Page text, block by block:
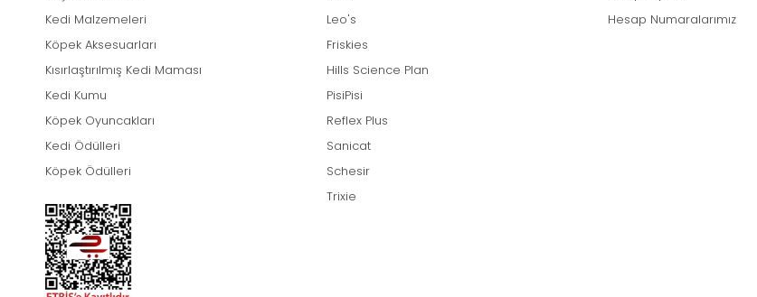
Kedi Malzemeleri
Köpek Aksesuarları
Kısırlaştırılmış Kedi Maması
Kedi Kumu
Köpek Oyuncakları
Kedi Ödülleri
Köpek Ödülleri
Leo's
Friskies
Hills Science Plan
PisiPisi
Reflex Plus
Sanicat
Schesir
Trixie
Hesap Numaralarımız